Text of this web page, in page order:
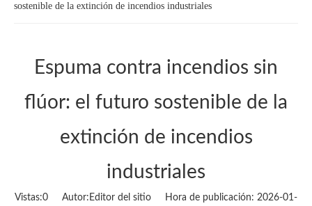
sostenible de la extinción de incendios industriales
Espuma contra incendios sin
flúor: el futuro sostenible de la
extinción de incendios
industriales
Vistas:0 Autor:Editor del sitio Hora de publicación: 2026-01-